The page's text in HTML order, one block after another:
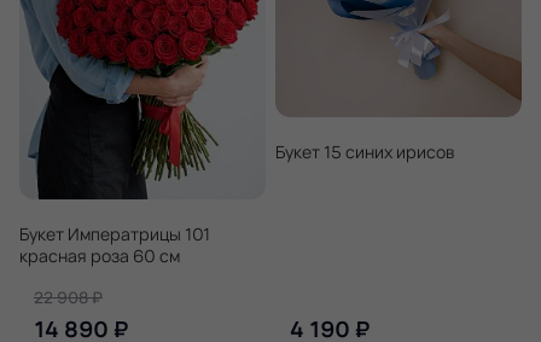
Букет Императрицы 101
красная роза 60 см
14 890 ₽
22 908 ₽
Букет 15 синих ирисов
4 190 ₽